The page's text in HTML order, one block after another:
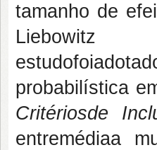
tamanho de
Liebowitz
probabilística
Critériosde
entremédiaa